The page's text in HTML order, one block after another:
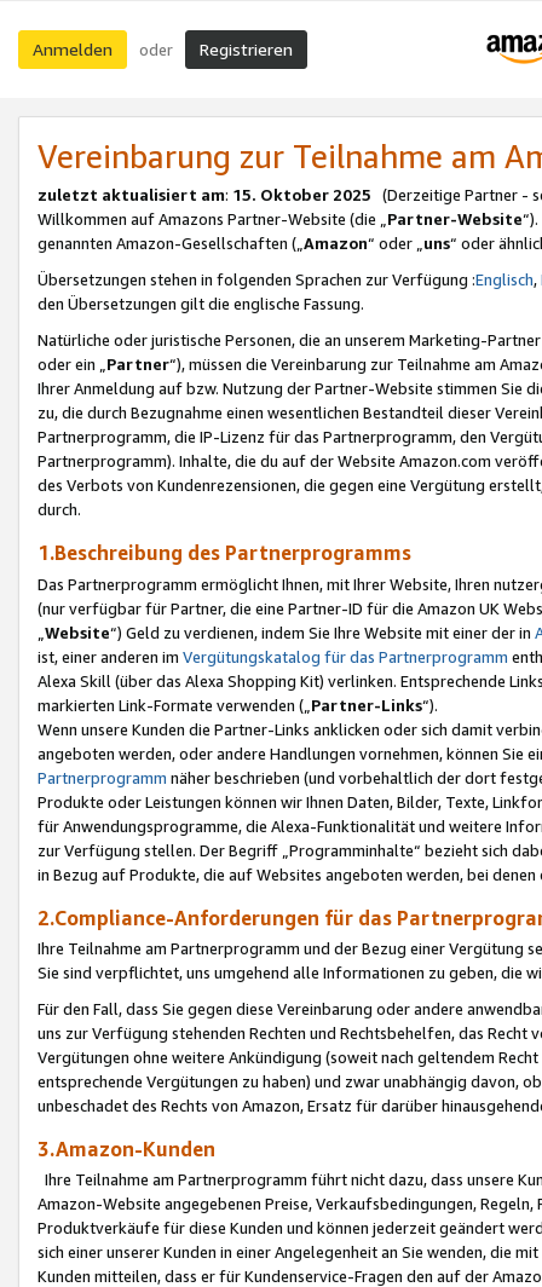
Anmelden oder Registrieren
Vereinbarung zur Teilnahme am
zuletzt aktualisiert am: 15. Oktober 2025 (Derzeitige Partner -
Willkommen auf Amazons Partner-Website (die „Partner-Website
genannten Amazon-Gesellschaften („Amazon“ oder „uns“ oder
Übersetzungen stehen in folgenden Sprachen zur Verfügung :Englisch,
den Übersetzungen gilt die englische Fassung.
Natürliche oder juristische Personen, die an unserem Marketing-
oder ein „Partner“), müssen die Vereinbarung zur Teilnahme am
Ihrer Anmeldung auf bzw. Nutzung der Partner-Website stimmen Sie
zu, die durch Bezugnahme einen wesentlichen Bestandteil dieser
Partnerprogramm, die IP-Lizenz für das Partnerprogramm, den
Partnerprogramm). Inhalte, die du auf der Website Amazon.com
des Verbots von Kundenrezensionen, die gegen eine Vergütung
durch.
1.Beschreibung des Partnerprogramms
Das Partnerprogramm ermöglicht Ihnen, mit Ihrer Website, Ihren
(nur verfügbar für Partner, die eine Partner-ID für die Amazon UK
Website“) Geld zu verdienen, indem Sie Ihre Website mit einer der in
ist, einer anderen im Vergütungskatalog für das Partnerprogramm
Alexa Skill (über das Alexa Shopping Kit) verlinken. Entsprechende
markierten Link-Formate verwenden („ Partner-Links“).
Wenn unsere Kunden die Partner-Links anklicken oder sich damit
angeboten werden, oder andere Handlungen vornehmen, können Sie
Partnerprogramm näher beschrieben (und vorbehaltlich der dort
Produkte oder Leistungen können wir Ihnen Daten, Bilder, Texte,
für Anwendungsprogramme, die Alexa-Funktionalität und weitere
zur Verfügung stellen. Der Begriff „Programminhalte“ bezieht sich
in Bezug auf Produkte, die auf Websites angeboten werden, bei
2.Compliance-Anforderungen für das
Ihre Teilnahme am Partnerprogramm und der Bezug einer Vergütung
Sie sind verpflichtet, uns umgehend alle Informationen zu geben, die
Für den Fall, dass Sie gegen diese Vereinbarung oder andere
uns zur Verfügung stehenden Rechten und Rechtsbehelfen, das
Vergütungen ohne weitere Ankündigung (soweit nach geltendem
entsprechende Vergütungen zu haben) und zwar unabhängig davon,
unbeschadet des Rechts von Amazon, Ersatz für darüber
3.Amazon-Kunden
Ihre Teilnahme am Partnerprogramm führt nicht dazu, dass unsere
Amazon-Website angegebenen Preise, Verkaufsbedingungen,
Produktverkäufe für diese Kunden und können jederzeit geändert
sich einer unserer Kunden in einer Angelegenheit an Sie wenden, die
Kunden mitteilen, dass er für Kundenservice-Fragen den auf der